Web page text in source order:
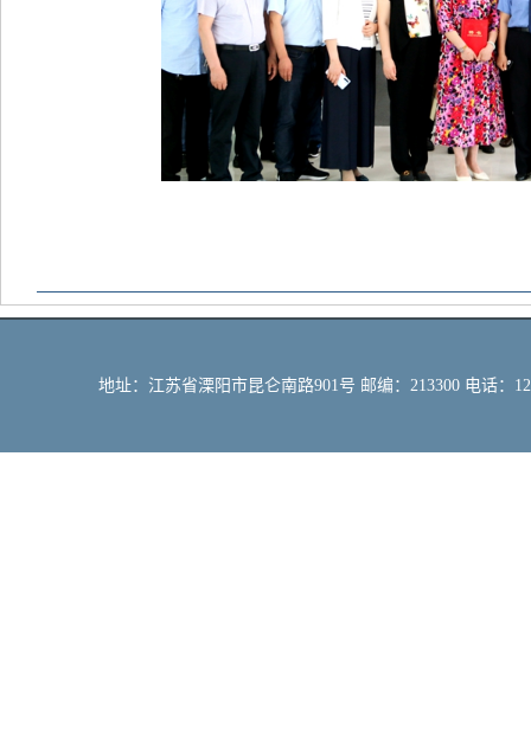
地址：江苏省溧阳市昆仑南路901号 邮编：213300 电话：